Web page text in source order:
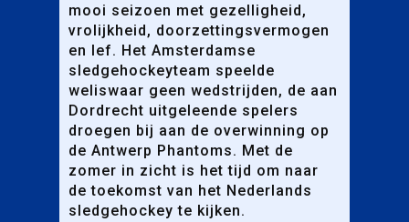
mooi seizoen met gezelligheid,
vrolijkheid, doorzettingsvermogen
en lef. Het Amsterdamse
sledgehockeyteam speelde
weliswaar geen wedstrijden, de aan
Dordrecht uitgeleende spelers
droegen bij aan de overwinning op
de Antwerp Phantoms. Met de
zomer in zicht is het tijd om naar
de toekomst van het Nederlands
sledgehockey te kijken.